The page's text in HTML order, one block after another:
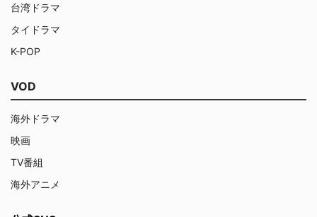
台湾ドラマ
タイドラマ
K-POP
VOD
海外ドラマ
映画
TV番組
海外アニメ